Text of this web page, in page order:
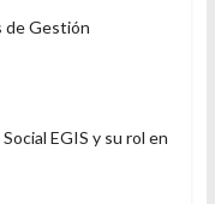
de Gestión
EGIS y su rol en